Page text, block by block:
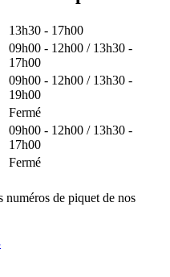
13h30 - 17h00
09h00 - 12h00 / 13h30 -
17h00
09h00 - 12h00 / 13h30 -
19h00
Fermé
09h00 - 12h00 / 13h30 -
17h00
Fermé
numéros de piquet de nos